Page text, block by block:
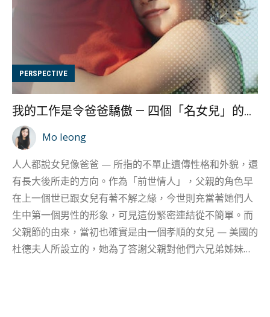
PERSPECTIVE
我的工作是令爸爸驕傲 — 四個「名女兒」的故事
Mo Ieong
人人都說女兒像爸爸 — 所指的不單止遺傳性格和外貌，還
有長大後所走的方向。作為「前世情人」，父親的角色早
在上一個世已跟女兒有著不解之緣，今世則充當著她們人
生中第一個男性的形象，可見這份緊密連結從不簡單。而
父親節的由來，當初也確實是由一個孝順的女兒 — 美國的
杜德夫人所設立的，她為了答謝父親對他們六兄弟姊妹的